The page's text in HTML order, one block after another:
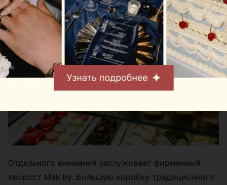
Отдельного внимания заслуживает фирменный
хворост Mak.by. Большую коробку традиционного